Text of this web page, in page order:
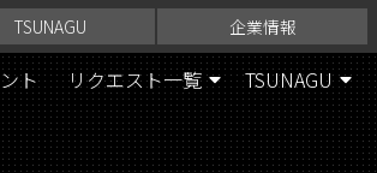
TSUNAGU 企業情報
ト リクエスト一覧 TSUNAGU